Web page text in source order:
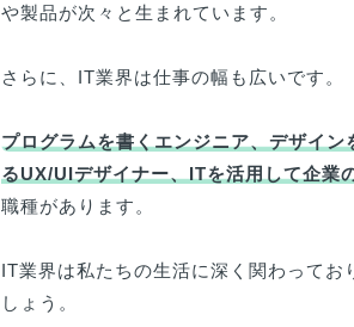
や製品が次々と生まれています。
さらに、IT業界は仕事の幅も広いです。
プログラムを書くエンジニア、デザイ
るUX/UIデザイナー、ITを活用して企業
職種があります。
IT業界は私たちの生活に深く関わって
しょう。